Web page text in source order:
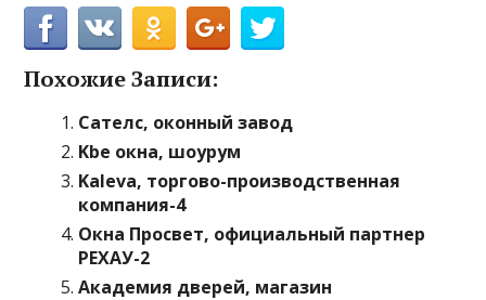
Похожие Записи:
Сателс, оконный завод
Kbe окна, шоурум
Kaleva, торгово-производственная
компания-4
Окна Просвет, официальный партнер
РЕХАУ-2
Академия дверей, магазин